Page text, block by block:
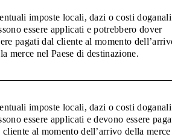
imposte locali, dazi o costi doganali
essere applicati e potrebbero dover
pagati dal cliente al momento
merce nel Paese di destinazione.
imposte locali, dazi o costi doganali
essere applicati e devono essere
cliente al momento dell’arrivo della merce